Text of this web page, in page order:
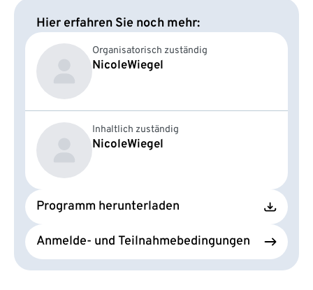
Hier erfahren Sie noch mehr:
Organisatorisch zuständig
NicoleWiegel
Inhaltlich zuständig
NicoleWiegel
Programm herunterladen
Anmelde- und Teilnahmebedingungen